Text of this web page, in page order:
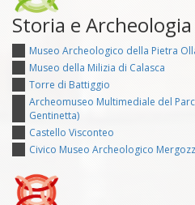
Storia e Archeologia
Museo Archeologico della Pietra
Museo della Milizia di Calasca
Torre di Battiggio
Archeomuseo Multimediale del
Gentinetta)
Castello Visconteo
Civico Museo Archeologico